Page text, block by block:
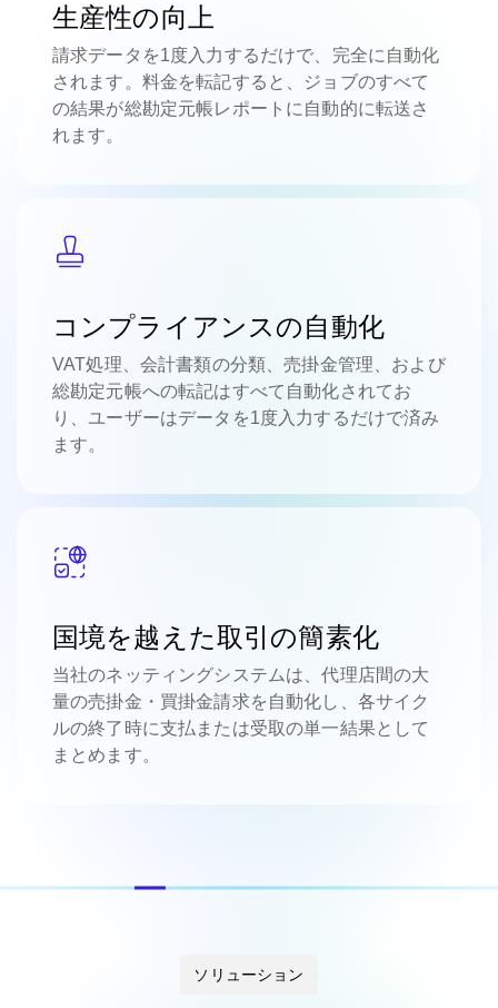
生産性の向上
請求データを1度入力するだけで、完全に自動化
されます。料金を転記すると、ジョブのすべて
の結果が総勘定元帳レポートに自動的に転送さ
れます。
コンプライアンスの自動化
VAT処理、会計書類の分類、売掛金管理、および
総勘定元帳への転記はすべて自動化されてお
り、ユーザーはデータを1度入力するだけで済み
ます。
国境を越えた取引の簡素化
当社のネッティングシステムは、代理店間の大
量の売掛金・買掛金請求を自動化し、各サイク
ルの終了時に支払または受取の単一結果として
まとめます。
ソリューション